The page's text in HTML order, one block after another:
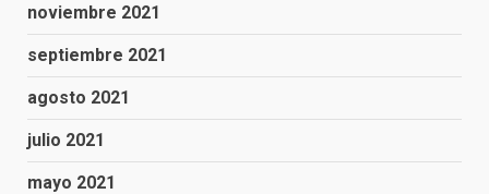
noviembre 2021
septiembre 2021
agosto 2021
julio 2021
mayo 2021